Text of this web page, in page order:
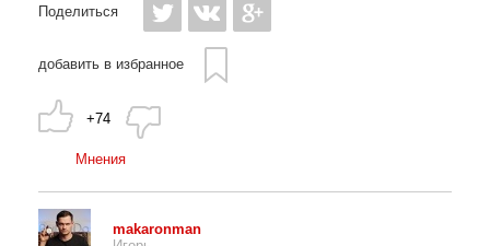
Поделиться
добавить в избранное
+74
Мнения
makaronman